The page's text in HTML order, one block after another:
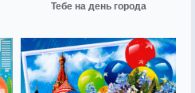
Тебе на день города